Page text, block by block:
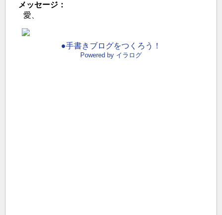
メッセージ：
愛、
●手書きブログをつくろう！
Powered by イラログ